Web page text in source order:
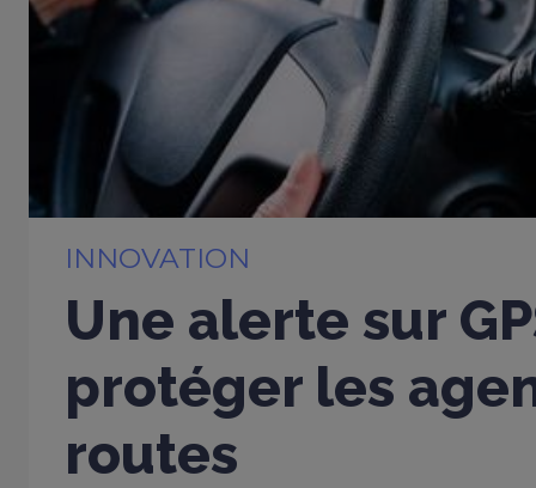
INNOVATION
Une alerte sur
protéger les
routes